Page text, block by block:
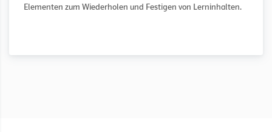
Elementen zum Wiederholen und Festigen von Lerninhalten.